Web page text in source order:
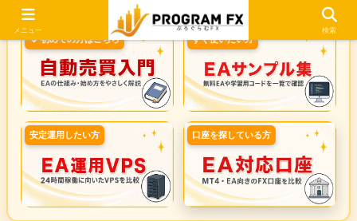
🔰 初めての方はこちら すぐ使いたい方
安定運用したい方 口座を探している方
メニュー 検索